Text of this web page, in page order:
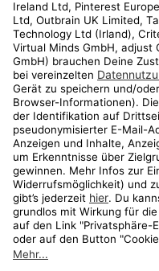
Kundenservice
Shop
Aktionen
Travel